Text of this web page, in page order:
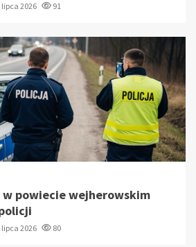
lipca 2026 91
w powiecie wejherowskim
lipca 2026 80